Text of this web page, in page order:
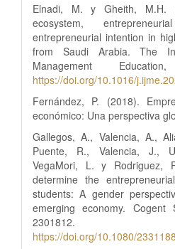
Elnadi, M. y Gheith, M.H.
ecosystem,
entrepreneurial intention in
from Saudi Arabia. The
Management
https://doi.org/10.1016/
Fernández, P. (2018).
económico: Una perspectiva
Gallegos, A., Valencia, A.,
Puente, R., Valencia, J.,
VegaMori, L. y Rodriguez,
determine the
students: A gender
emerging economy. Cogent
2301812.
https://doi.org/10.1080/